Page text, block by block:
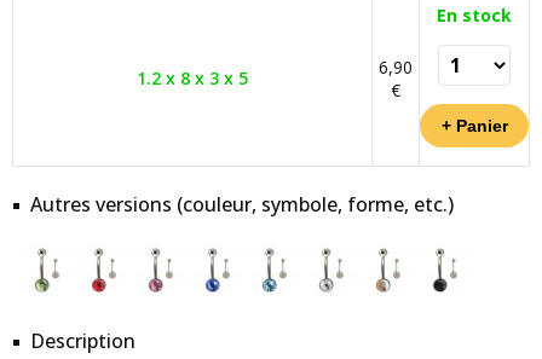
1.2 x 8 x 3 x 5
6,90
€
En stock
Autres versions (couleur, symbole, forme, etc.)
Description